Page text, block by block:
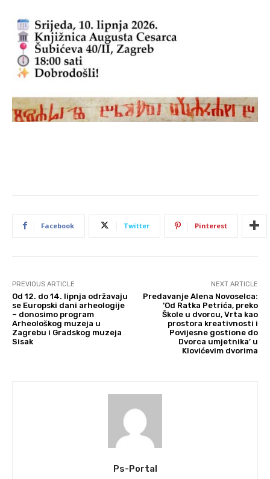
Facebook Twitter Pinterest
PREVIOUS ARTICLE
Od 12. do 14. lipnja održavaju
se Europski dani arheologije
– donosimo program
Arheološkog muzeja u
Zagrebu i Gradskog muzeja
Sisak
NEXT ARTICLE
Predavanje Alena Novoselca:
‘Od Ratka Petrića, preko
Škole u dvorcu, Vrta kao
prostora kreativnosti i
Povijesne gostione do
Dvorca umjetnika’ u
Klovićevim dvorima
Ps-Portal